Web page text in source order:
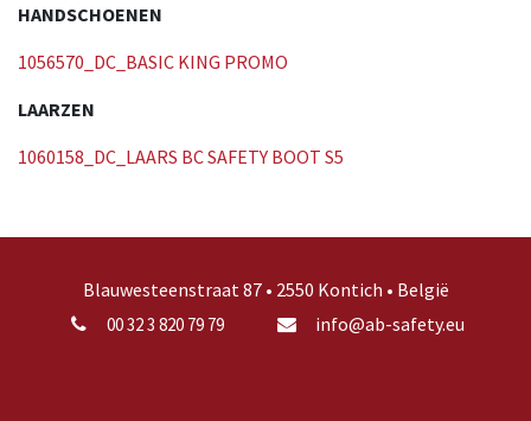
HANDSCHOENEN
1056570_DC_BASIC KING PROMO
LAARZEN
1060158_DC_LAARS BC SAFETY BOOT S5
Blauwesteenstraat 87 • 2550 Kontich • België
00 32 3 820 79 79 info@ab-safety.eu